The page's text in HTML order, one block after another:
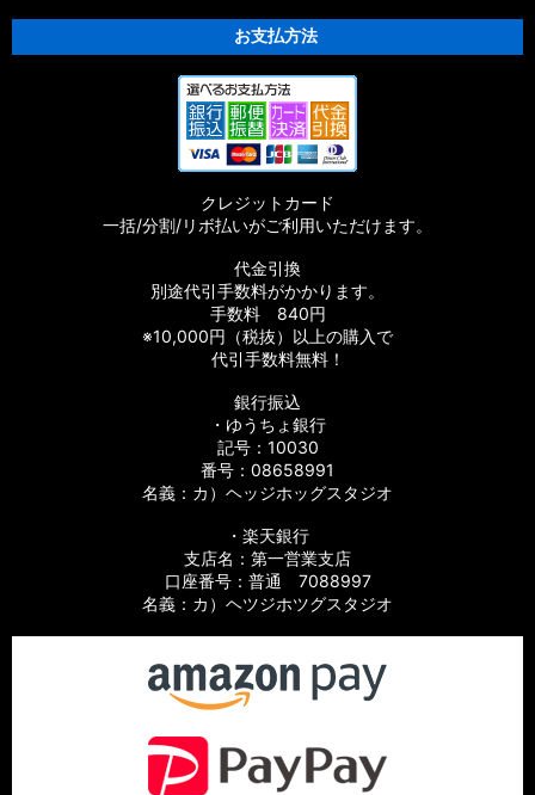
お支払方法
クレジットカード
一括/分割/リボ払いがご利用いただけます。
代金引換
別途代引手数料がかかります。
手数料 840円
※10,000円（税抜）以上の購入で
代引手数料無料！
銀行振込
・ゆうちょ銀行
記号：10030
番号：08658991
名義：カ）ヘッジホッグスタジオ
・楽天銀行
支店名：第一営業支店
口座番号：普通 7088997
名義：カ）ヘツジホツグスタジオ